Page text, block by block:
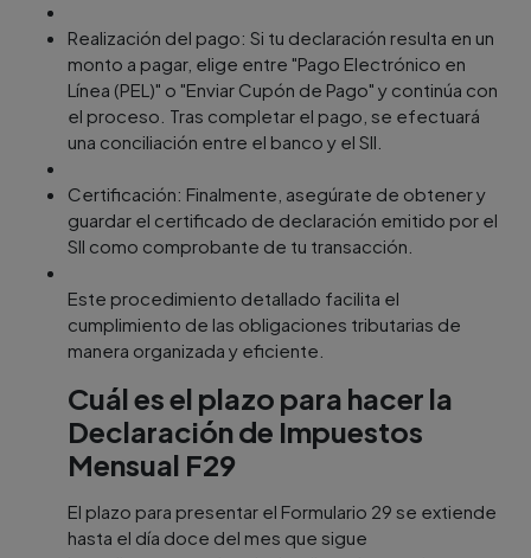
Realización del pago: Si tu declaración resulta en un
monto a pagar, elige entre "Pago Electrónico en
Línea (PEL)" o "Enviar Cupón de Pago" y continúa con
el proceso. Tras completar el pago, se efectuará
una conciliación entre el banco y el SII.
Certificación: Finalmente, asegúrate de obtener y
guardar el certificado de declaración emitido por el
SII como comprobante de tu transacción.
Este procedimiento detallado facilita el
cumplimiento de las obligaciones tributarias de
manera organizada y eficiente.
Cuál es el plazo para hacer la
Declaración de Impuestos
Mensual F29
El plazo para presentar el Formulario 29 se extiende
hasta el día doce del mes que sigue